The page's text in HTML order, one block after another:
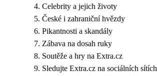
Celebrity a jejich životy
České i zahraniční hvězdy
Pikantnosti a skandály
Zábava na dosah ruky
Soutěže a hry na Extra.cz
Sledujte Extra.cz na sociálních sítích